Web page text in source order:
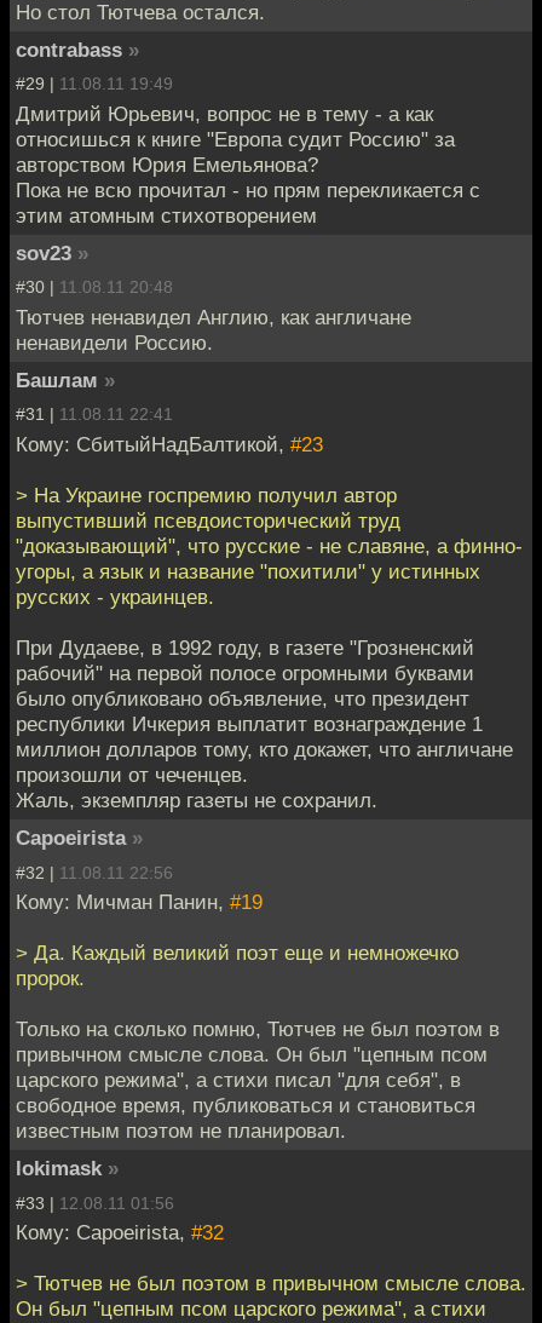
Но стол Тютчева остался.
contrabass »
#29 | 11.08.11 19:49
Дмитрий Юрьевич, вопрос не в тему - а как
относишься к книге "Европа судит Россию" за
авторством Юрия Емельянова?
Пока не всю прочитал - но прям перекликается с
этим атомным стихотворением
sov23 »
#30 | 11.08.11 20:48
Тютчев ненавидел Англию, как англичане
ненавидели Россию.
Башлам »
#31 | 11.08.11 22:41
Кому: СбитыйНадБалтикой, #23
> На Украине госпремию получил автор
выпустивший псевдоисторический труд
"доказывающий", что русские - не славяне, а финно-
угоры, а язык и название "похитили" у истинных
русских - украинцев.
При Дудаеве, в 1992 году, в газете "Грозненский
рабочий" на первой полосе огромными буквами
было опубликовано объявление, что президент
республики Ичкерия выплатит вознаграждение 1
миллион долларов тому, кто докажет, что англичане
произошли от чеченцев.
Жаль, экземпляр газеты не сохранил.
Capoeirista »
#32 | 11.08.11 22:56
Кому: Мичман Панин, #19
> Да. Каждый великий поэт еще и немножечко
пророк.
Только на сколько помню, Тютчев не был поэтом в
привычном смысле слова. Он был "цепным псом
царского режима", а стихи писал "для себя", в
свободное время, публиковаться и становиться
известным поэтом не планировал.
lokimask »
#33 | 12.08.11 01:56
Кому: Capoeirista, #32
> Тютчев не был поэтом в привычном смысле слова.
Он был "цепным псом царского режима", а стихи